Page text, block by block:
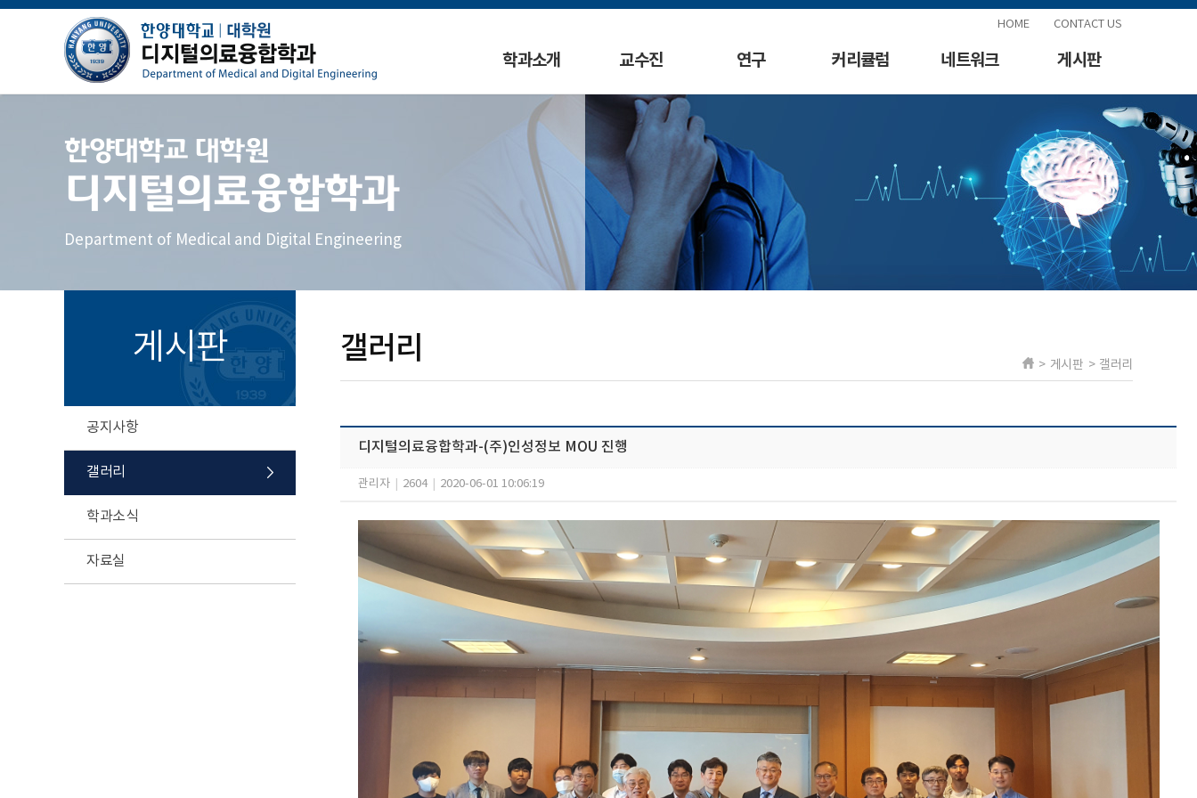
HOME CONTACT US
학과소개 교수진 연구 커리큘럼 네트워크 게시판
한양대학교 대학원
디지털의료융합학과
Department of Medical and Digital Engineering
게시판
공지사항
갤러리
학과소식
자료실
갤러리 > 게시판 > 갤러리
디지털의료융합학과-(주)인성정보 MOU 진행
관리자 2604 2020-06-01 10:06:19